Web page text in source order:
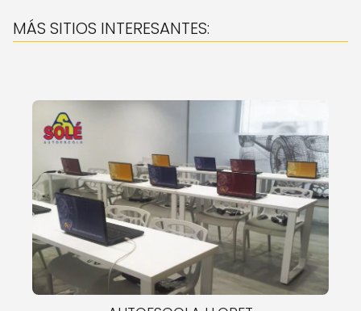
MÁS SITIOS INTERESANTES: